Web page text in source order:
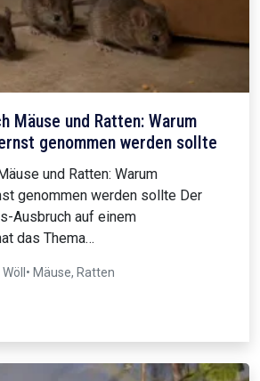
Mäuse und Ratten: Warum
genommen werden sollte
und Ratten: Warum
genommen werden sollte Der
Ausbruch auf einem
das Thema…
• Mäuse, Ratten